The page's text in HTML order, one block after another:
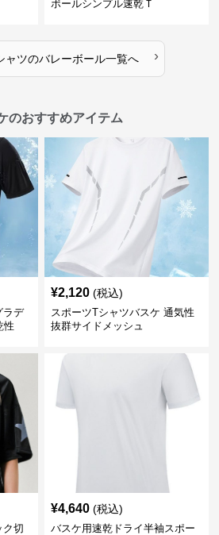
ボールシンプル速乾Ｔ
ャツのバレーボール一覧へ ›
のおすすめアイテム
ラデ
性
¥2,120 (税込)
スポーツTシャツバスケ 通気性
抜群サイドメッシュ
ク切
¥4,640 (税込)
バスケ用速乾ドライ半袖スポー